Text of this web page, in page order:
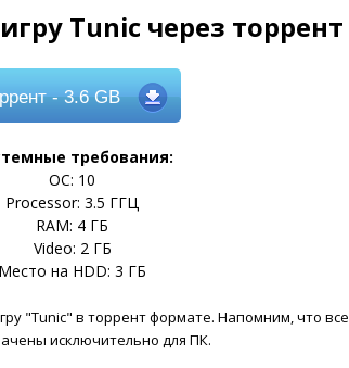
Tunic через торрент
- 3.6 GB
требования:
ОС: 10
Processor: 3.5 ГГЦ
RAM: 4 ГБ
Video: 2 ГБ
на HDD: 3 ГБ
"Tunic" в торрент формате. Напомним, что
исключительно для ПК.